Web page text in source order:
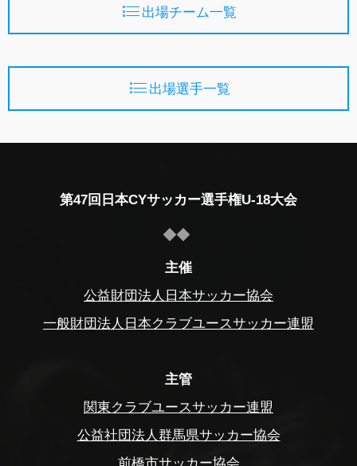
出場チーム一覧
出場選手一覧
第47回日本CYサッカー選手権U-18大会
主催
公益財団法人日本サッカー協会
一般財団法人日本クラブユースサッカー連盟
主管
関東クラブユースサッカー連盟
公益社団法人群馬県サッカー協会
前橋市サッカー協会